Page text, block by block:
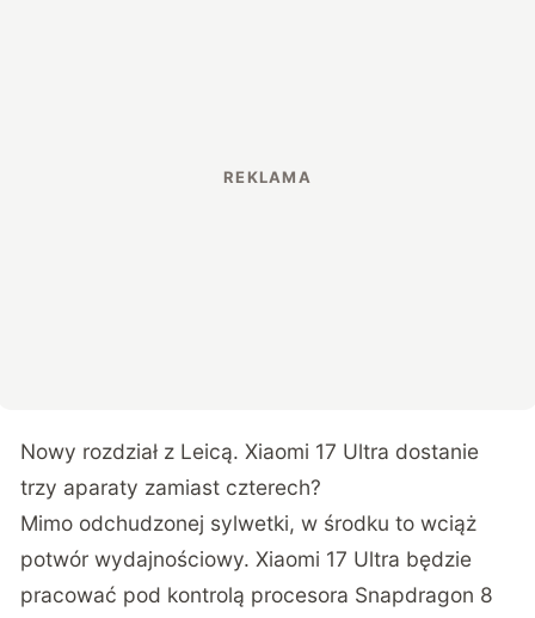
Nowy rozdział z Leicą. Xiaomi 17 Ultra dostanie
trzy aparaty zamiast czterech?
Mimo odchudzonej sylwetki, w środku to wciąż
potwór wydajnościowy. Xiaomi 17 Ultra będzie
pracować pod kontrolą procesora Snapdragon 8